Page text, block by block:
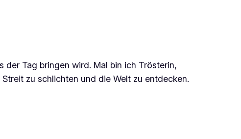
der Tag bringen wird. Mal bin ich Trösterin,
zu schlichten und die Welt zu entdecken.